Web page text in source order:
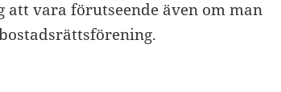
att vara förutseende även om man